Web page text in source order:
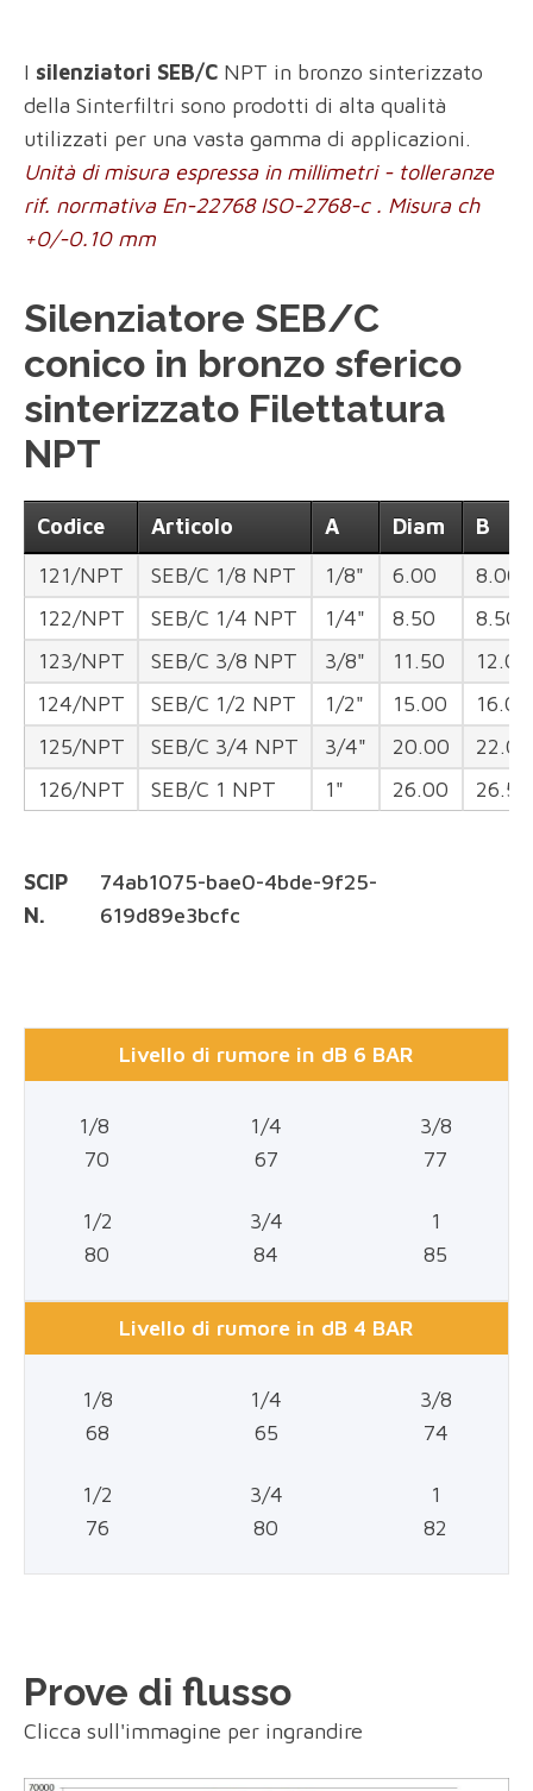
I silenziatori SEB/C NPT in bronzo sinterizzato
della Sinterfiltri sono prodotti di alta qualità
utilizzati per una vasta gamma di applicazioni.
Unità di misura espressa in millimetri - tolleranze
rif. normativa En-22768 ISO-2768-c . Misura ch
+0/-0.10 mm
Silenziatore SEB/C
conico in bronzo sferico
sinterizzato Filettatura
NPT
Codice Articolo A Diam
B
121/NPT
SEB/C 1/8 NPT 1/8" 6.00
8.00
122/NPT
SEB/C 1/4 NPT 1/4" 8.50
8.50
123/NPT
SEB/C 3/8 NPT 3/8" 11.50
12.00
124/NPT
SEB/C 1/2 NPT 1/2" 15.00
16.00
125/NPT
SEB/C 3/4 NPT 3/4" 20.00
22.00
126/NPT
SEB/C 1 NPT 1" 26.00 26.50
SCIP
N.
74ab1075-bae0-4bde-9f25-
619d89e3bcfc
Livello di rumore in dB 6 BAR
1/8
70
1/4
67
3/8
77
1/2
80
3/4
84
1
85
Livello di rumore in dB 4 BAR
1/8
68
1/4
65
3/8
74
1/2
76
3/4
80
1
82
Prove di flusso
Clicca sull'immagine per ingrandire